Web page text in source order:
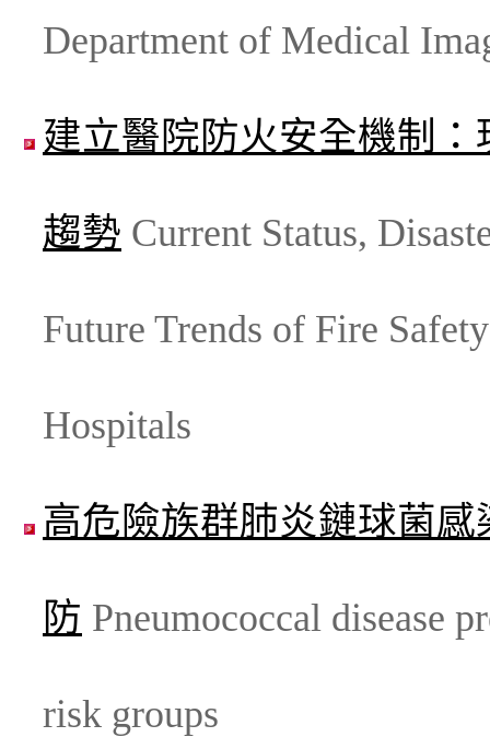
Department of Medical
建立醫院防火安全機制
趨勢 Current Status,
Future Trends of Fire
Hospitals
高危險族群肺炎鏈球菌感
防 Pneumococcal disease
risk groups